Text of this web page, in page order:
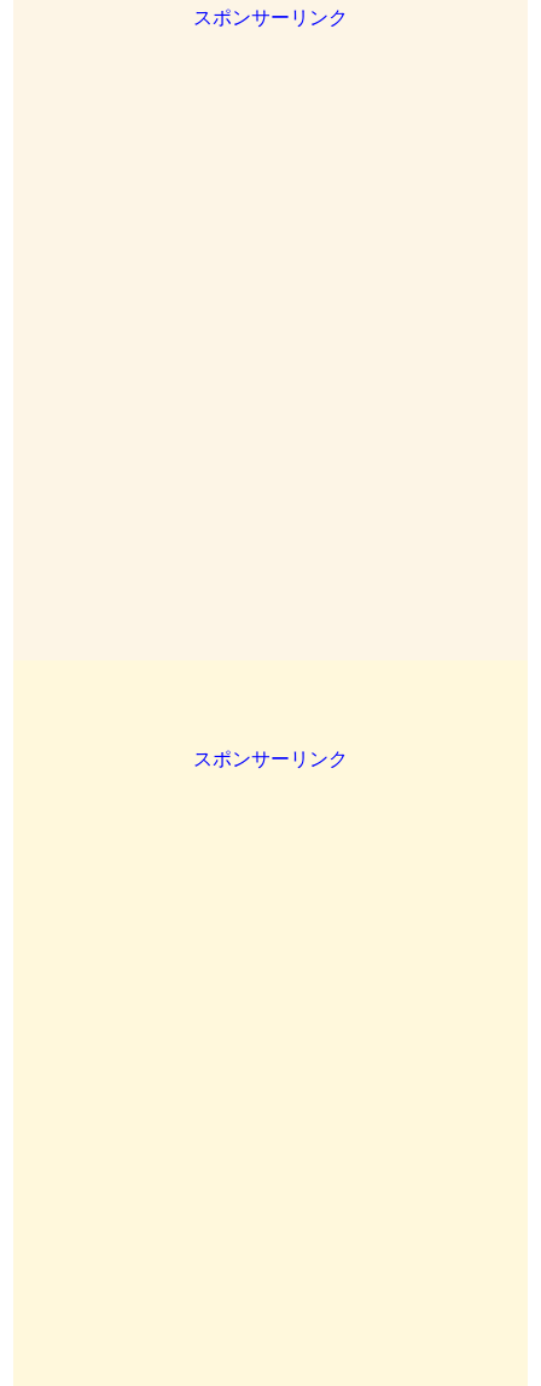
スポンサーリンク
スポンサーリンク